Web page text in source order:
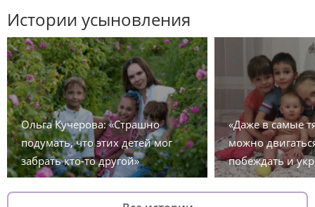
Истории усыновления
Ольга Кучерова: «Страшно
подумать, что этих детей мог
забрать кто-то другой»
«Даже в самые
можно
побеждать и